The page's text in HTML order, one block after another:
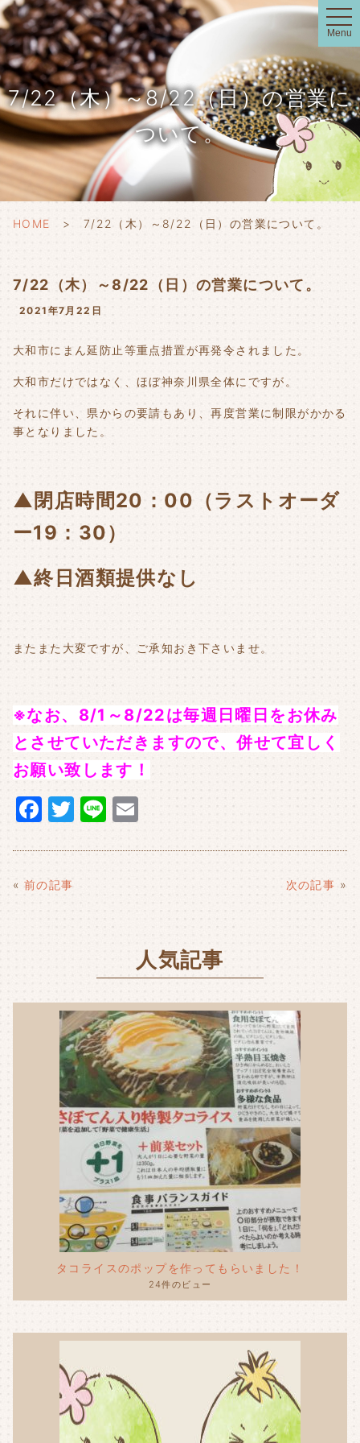
t
o
g
g
l
e
n
a
v
i
g
a
t
i
o
n
Menu
7/22（木）～8/22（日）の営業に
ついて。
HOME 7/22（木）～8/22（日）の営業について。
7/22（木）～8/22（日）の営業について。
2021年7月22日
大和市にまん延防止等重点措置が再発令されました。
大和市だけではなく、ほぼ神奈川県全体にですが。
それに伴い、県からの要請もあり、再度営業に制限がかかる
事となりました。
▲閉店時間20：00（ラストオーダ
ー19：30）
▲終日酒類提供なし
またまた大変ですが、ご承知おき下さいませ。
※なお、8/1～8/22は毎週日曜日をお休み
とさせていただきますので、併せて宜しく
お願い致します！
F
c
e
T
it
Li
e ai
l
« 前の記事 次の記事 »
人気記事
タコライスのポップを作ってもらいました！
24件のビュー